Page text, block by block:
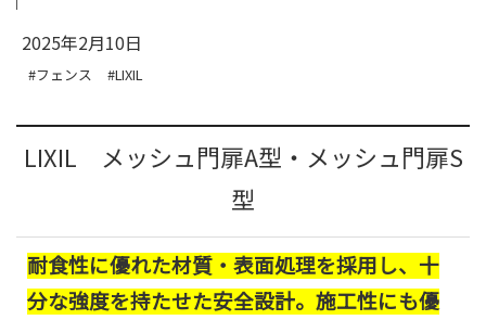
2025年2月10日
#フェンス #LIXIL
LIXIL メッシュ門扉A型・メッシュ門扉S
型
耐食性に優れた材質・表面処理を採用し、十
分な強度を持たせた安全設計。施工性にも優